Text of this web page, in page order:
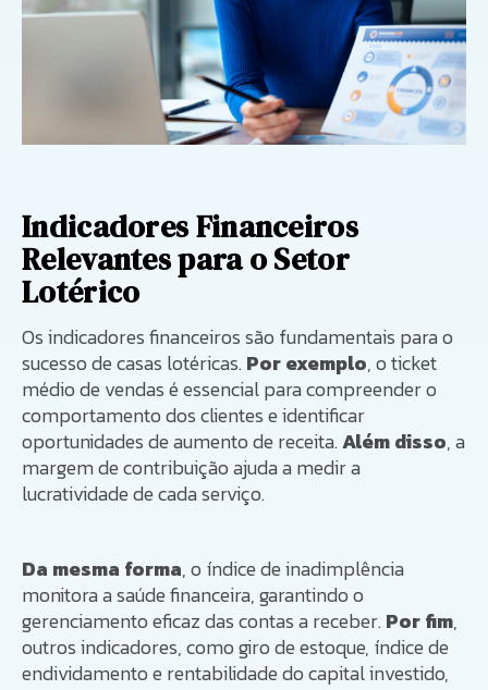
Indicadores Financeiros
Relevantes para o Setor
Lotérico
Os indicadores financeiros são fundamentais para o
sucesso de casas lotéricas.Por exemplo, o ticket
médio de vendas é essencial para compreender o
comportamento dos clientes e identificar
oportunidades de aumento de receita.Além disso, a
margem de contribuição ajuda a medir a
lucratividade de cada serviço.
Da mesma forma, o índice de inadimplência
monitora a saúde financeira, garantindo o
gerenciamento eficaz das contas a receber.Por fim,
outros indicadores, como giro de estoque, índice de
endividamento e rentabilidade do capital investido,